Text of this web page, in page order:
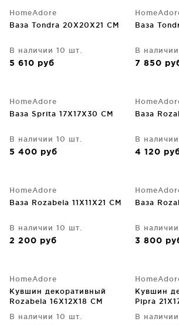
HomeAdore
Ваза Tondra 20X20X21 CM
В наличии 10 шт.
5 610 руб
Ваза
В
7 850
HomeAdore
Ваза Sprita 17X17X30 CM
В наличии 10 шт.
5 400 руб
Ваза
В
4 120
HomeAdore
Ваза Rozabela 11X11X21 CM
В наличии 10 шт.
2 200 руб
Ваза
В
3 800
HomeAdore
Кувшин декоративный
Rozabela 16X12X18 CM
В наличии 10 шт.
Кувшин
Pipra
В